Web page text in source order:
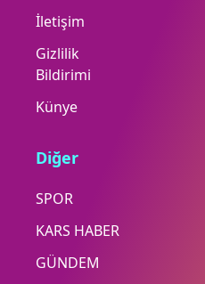
İletişim
Gizlilik
Bildirimi
Künye
Diğer
SPOR
KARS HABER
GÜNDEM